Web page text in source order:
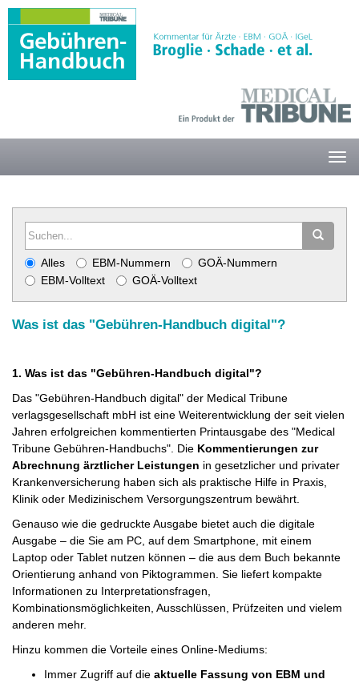
Alles EBM-Nummern
GOÄ-Nummern
EBM-Volltext
GOÄ-Volltext
Was ist das "Gebühren-Handbuch digital"?
1. Was ist das "Gebühren-Handbuch digital"?
Das "Gebühren-Handbuch digital" der Medical Tribune
verlagsgesellschaft mbH ist eine Weiterentwicklung der seit vielen
Jahren erfolgreichen kommentierten Printausgabe des "Medical
Tribune Gebühren-Handbuchs". Die Kommentierungen zur
Abrechnung ärztlicher Leistungen in gesetzlicher und privater
Krankenversicherung haben sich als praktische Hilfe in Praxis,
Klinik oder Medizinischem Versorgungszentrum bewährt.
Genauso wie die gedruckte Ausgabe bietet auch die digitale
Ausgabe – die Sie am PC, auf dem Smartphone, mit einem
Laptop oder Tablet nutzen können – die aus dem Buch bekannte
Orientierung anhand von Piktogrammen. Sie liefert kompakte
Informationen zu Interpretationsfragen,
Kombinationsmöglichkeiten, Ausschlüssen, Prüfzeiten und vielem
anderen mehr.
Hinzu kommen die Vorteile eines Online-Mediums:
Immer Zugriff auf die aktuelle Fassung von EBM und